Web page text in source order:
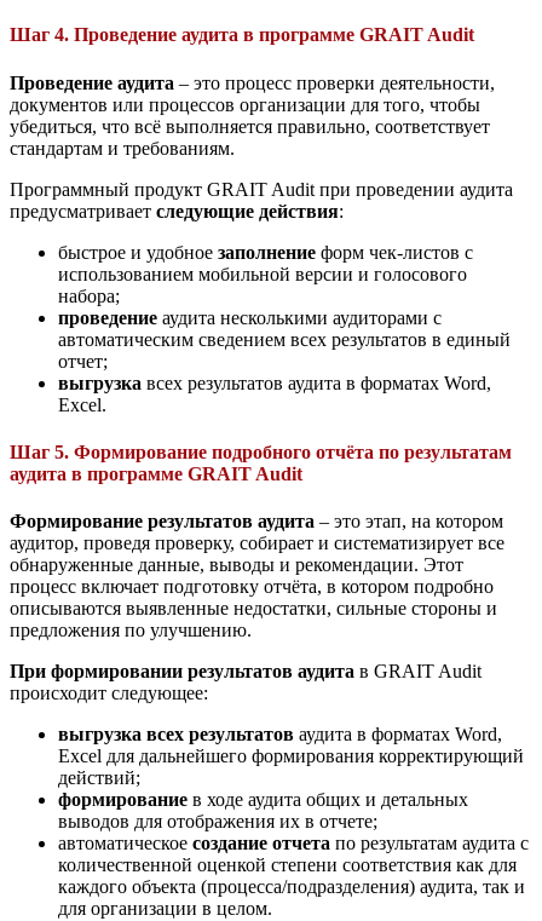
Шаг 4. Проведение аудита в программе GRAIT Audit
Проведение аудита – это процесс проверки деятельности,
документов или процессов организации для того, чтобы
убедиться, что всё выполняется правильно, соответствует
стандартам и требованиям.
Программный продукт GRAIT Audit при проведении аудита
предусматривает следующие действия:
быстрое и удобное заполнение форм чек-листов с
использованием мобильной версии и голосового
набора;
проведение аудита несколькими аудиторами с
автоматическим сведением всех результатов в единый
отчет;
выгрузка всех результатов аудита в форматах Word,
Excel.
Шаг 5. Формирование подробного отчёта по результатам
аудита в программе GRAIT Audit
Формирование результатов аудита – это этап, на котором
аудитор, проведя проверку, собирает и систематизирует все
обнаруженные данные, выводы и рекомендации. Этот
процесс включает подготовку отчёта, в котором подробно
описываются выявленные недостатки, сильные стороны и
предложения по улучшению.
При формировании результатов аудита в GRAIT Audit
происходит следующее:
выгрузка всех результатов аудита в форматах Word,
Excel для дальнейшего формирования корректирующий
действий;
формирование в ходе аудита общих и детальных
выводов для отображения их в отчете;
автоматическое создание отчета по результатам аудита с
количественной оценкой степени соответствия как для
каждого объекта (процесса/подразделения) аудита, так и
для организации в целом.